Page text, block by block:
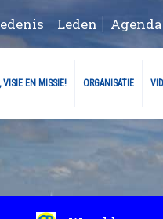
Leden Agenda
VISIE EN MISSIE! ORGANISATIE